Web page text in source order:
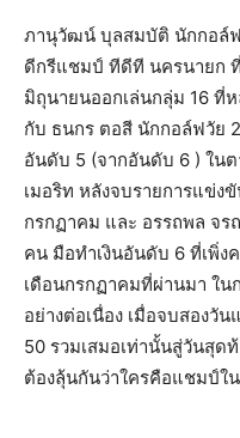
ภานุวัฒน์ บุลสมบัติ นักกอล์
ดีกรีแชมป์ ทีดีที นครนายก
มิถุนายนออกเล่นกลุ่ม 16 ที่ห
กับ ธนกร ตอสี นักกอล์ฟวัย
อันดับ 5 (จากอันดับ 6 ) ในต
เมอริท หลังจบรายการแข่ง
กรกฏาคม และ อรรถพล จร
คน มือทำเงินอันดับ 6 ที่เพิ่ง
เดือนกรกฏาคมที่ผ่านมา ใ
อย่างต่อเนื่อง เมื่อจบสอง
50 รวมเสมอเท่านั้นสู่วันสุด
ต้องลุ้นกันว่าใครคือแชมป์ใ